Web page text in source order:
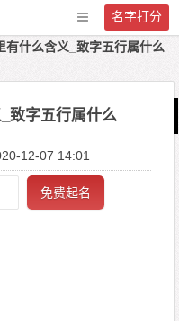
名字打分
有什么含义_致字五行属什么
致字五行属什么
12-07 14:01
免费起名